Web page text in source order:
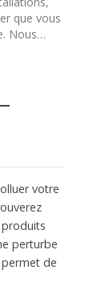
que vous
Nous…
votre
perturbe
de